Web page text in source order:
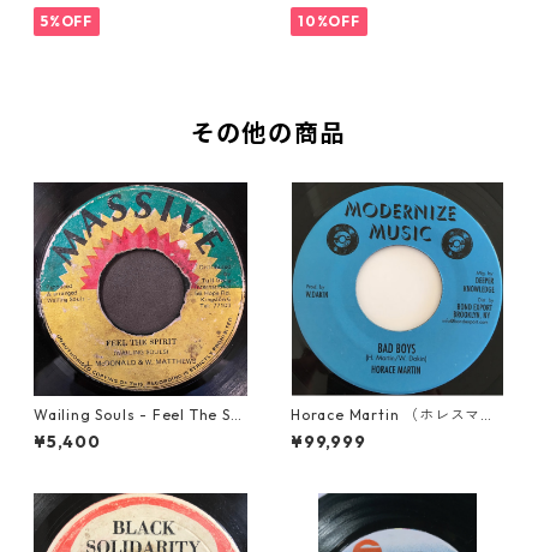
5%OFF 10%OFF
その他の商品
Wailing Souls - Feel The Spi
rit【7-21955】
¥5,400
Horace Martin （ホレスマー
ティン） - Bad Boys【7'】
¥99,999